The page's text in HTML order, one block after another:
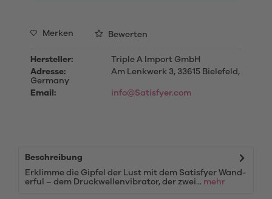
Merken Bewerten
Hersteller:
Triple A Import GmbH
Adresse:
Am Lenkwerk 3, 33615 Bielefeld,
Germany
Email:
info@Satisfyer.com
Beschreibung
Erklimme die Gipfel der Lust mit dem Satisfyer Wand-
erful – dem Druckwellenvibrator, der zwei... mehr